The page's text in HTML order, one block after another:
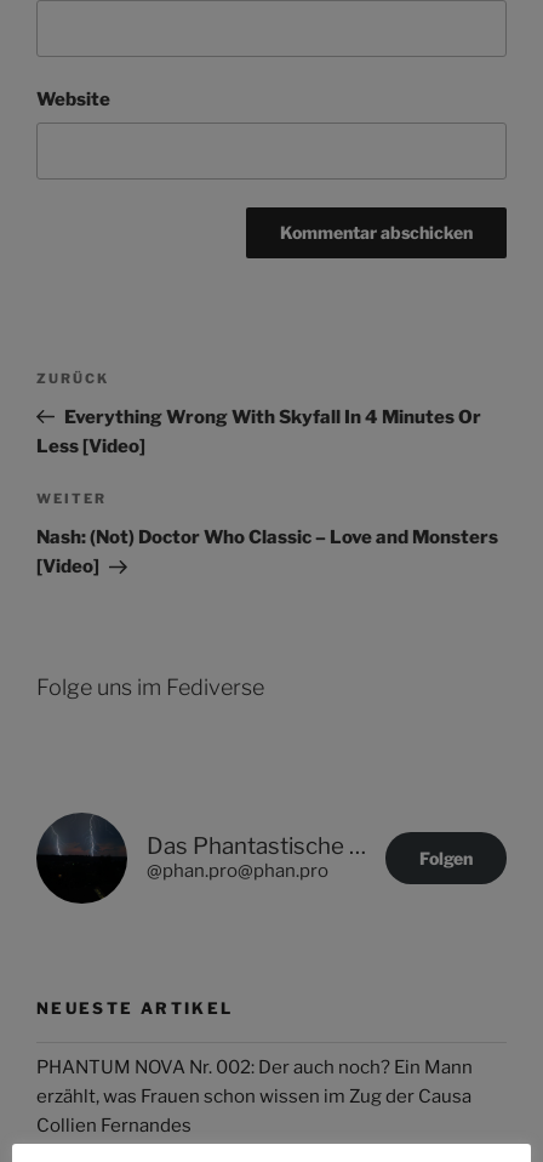
Website
Beitragsnavigation
Vorheriger
Beitrag
ZURÜCK
Everything Wrong With Skyfall In 4 Minutes Or
Less [Video]
Nächster
Beitrag
WEITER
Nash: (Not) Doctor Who Classic – Love and Monsters
[Video]
Folge uns im Fediverse
Das Phantastische Projekt - PHAN.PRO
@phan.pro@phan.pro
Folgen
NEUESTE ARTIKEL
PHANTUM NOVA Nr. 002: Der auch noch? Ein Mann
erzählt, was Frauen schon wissen im Zug der Causa
Collien Fernandes